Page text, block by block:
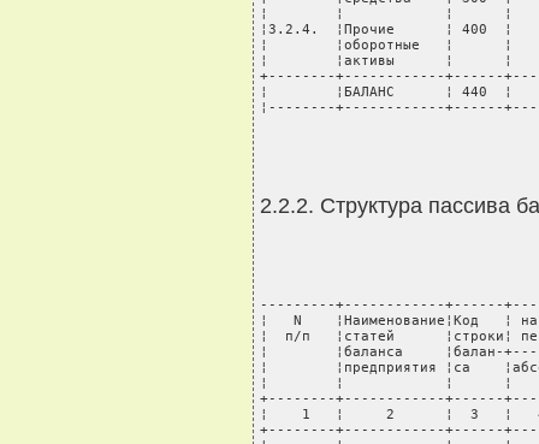
¦        ¦            ¦      ¦
¦3.2.4.  ¦Прочие      ¦ 400
¦        ¦оборотные   ¦
¦        ¦активы      ¦
+--------+------------+------
¦        ¦БАЛАНС      ¦ 440
¦--------+------------+------
2.2.2. Структура пассива
---------+------------+------
¦   N    ¦Наименование¦Код   ¦
¦  п/п   ¦статей      ¦строки¦
¦        ¦баланса     ¦балан-
¦        ¦предприятия ¦са
¦        ¦            ¦      ¦
+--------+------------+------
¦    1   ¦     2      ¦  3   ¦
+--------+------------+------